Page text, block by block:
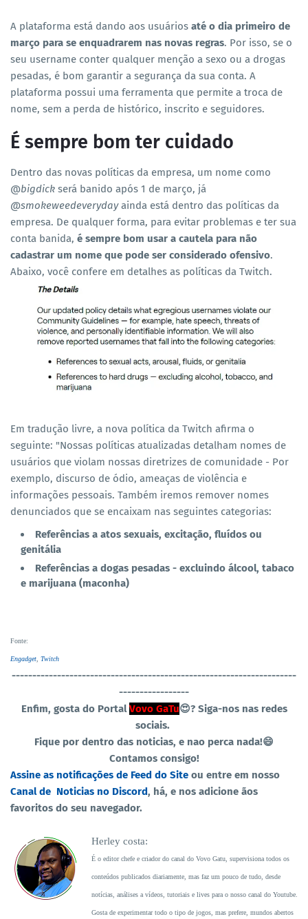
A plataforma está dando aos usuários até o dia primeiro de
março para se enquadrarem nas novas regras. Por isso, se o
seu username conter qualquer menção a sexo ou a drogas
pesadas, é bom garantir a segurança da sua conta. A
plataforma possui uma ferramenta que permite a troca de
nome, sem a perda de histórico, inscrito e seguidores.
É sempre bom ter cuidado
Dentro das novas políticas da empresa, um nome como
@bigdick será banido após 1 de março, já
@smokeweedeverydayainda está dentro das políticas da
empresa. De qualquer forma, para evitar problemas e ter sua
conta banida, é sempre bom usar a cautela para não
cadastrar um nome que pode ser considerado ofensivo.
Abaixo, você confere em detalhes as políticas da Twitch.
Em tradução livre, a nova política da Twitch afirma o
seguinte: "Nossas políticas atualizadas detalham nomes de
usuários que violam nossas diretrizes de comunidade - Por
exemplo, discurso de ódio, ameaças de violência e
informações pessoais. Também iremos remover nomes
denunciados que se encaixam nas seguintes categorias:
Referências a atos sexuais, excitação, fluídos ou
genitália
Referências a dogas pesadas - excluindo álcool, tabaco
e marijuana (maconha)
Fonte:
Engadget, Twitch
---------------------------------------------------------------------
-----------------
Enfim, gosta do PortalVovo GaTu😍? Siga-nos nas redes
sociais.
Fique por dentro das noticias, e nao perca nada!😄
Contamos consigo!
Assine as notificações de Feed do Site ou entre em nosso
Canal de Noticias no Discord, há, e nos adicione ãos
favoritos do seu navegador.
Herley costa:
É o editor chefe e criador do canal do Vovo Gatu, supervisiona todos os
conteúdos publicados diariamente, mas faz um pouco de tudo, desde
notícias, análises a vídeos, tutoriais e lives para o nosso canal do Youtube.
Gosta de experimentar todo o tipo de jogos, mas prefere, mundos abertos